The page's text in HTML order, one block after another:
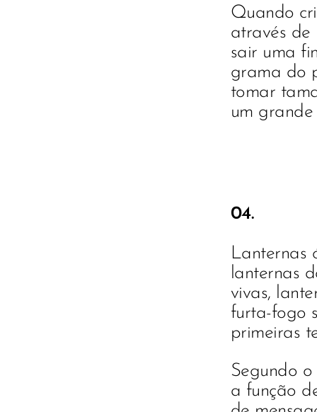
Quando
através de
sair uma
grama do
tomar
um
04.
Lanternas
lanternas
vivas,
furta-fogo
primeiras
Segundo
a função